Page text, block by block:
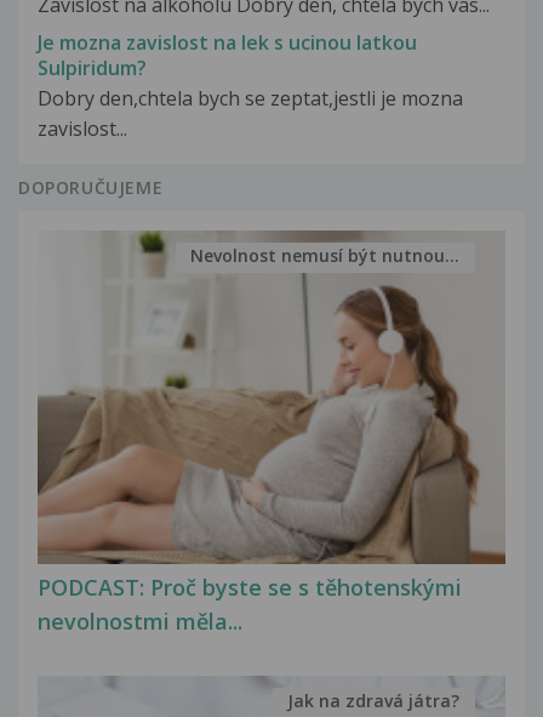
Je mozna zavislost na lek s ucinou latkou
Sulpiridum?
Dobry den,chtela bych se zeptat,jestli je mozna
zavislost...
DOPORUČUJEME
PODCAST: Proč byste se s těhotenskými
nevolnostmi měla...
Nevolnost nemusí být nutnou...
Jak na zdravá játra?